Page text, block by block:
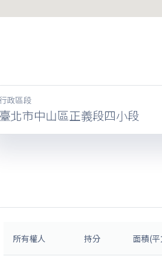
行政區段
臺北市中山區正義段四小段
所有權人 持分 面積(